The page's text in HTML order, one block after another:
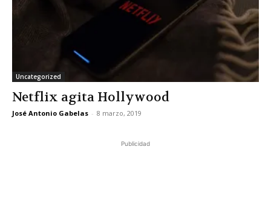
Uncategorized
Netflix agita Hollywood
José Antonio Gabelas - 8 marzo, 2019
Publicidad